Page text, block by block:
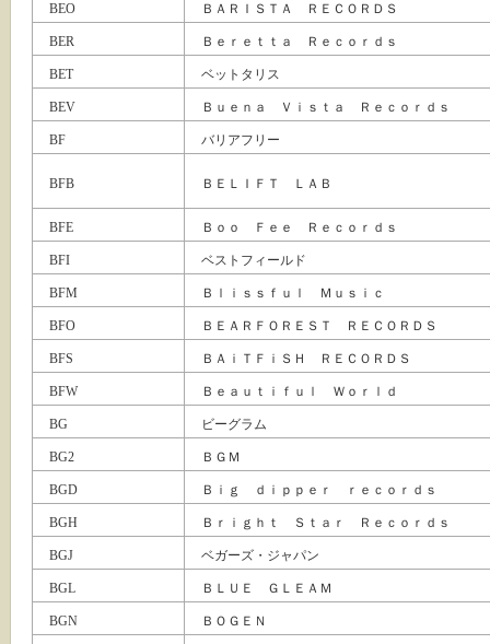
BEO ＢＡＲＩＳＴＡ ＲＥＣＯＲＤＳ
BER Ｂｅｒｅｔｔａ Ｒｅｃｏｒｄｓ
BET ベットタリス
BEV Ｂｕｅｎａ Ｖｉｓｔａ Ｒｅｃｏｒｄｓ
BF バリアフリー
BFB ＢＥＬＩＦＴ ＬＡＢ
BFE Ｂｏｏ Ｆｅｅ Ｒｅｃｏｒｄｓ
BFI ベストフィールド
BFM Ｂｌｉｓｓｆｕｌ Ｍｕｓｉｃ
BFO ＢＥＡＲＦＯＲＥＳＴ ＲＥＣＯＲＤＳ
BFS ＢＡｉＴＦｉＳＨ ＲＥＣＯＲＤＳ
BFW Ｂｅａｕｔｉｆｕｌ Ｗｏｒｌｄ
BG ビーグラム
BG2 ＢＧＭ
BGD Ｂｉｇ ｄｉｐｐｅｒ ｒｅｃｏｒｄｓ
BGH Ｂｒｉｇｈｔ Ｓｔａｒ Ｒｅｃｏｒｄｓ
BGJ ベガーズ・ジャパン
BGL ＢＬＵＥ ＧＬＥＡＭ
BGN ＢＯＧＥＮ